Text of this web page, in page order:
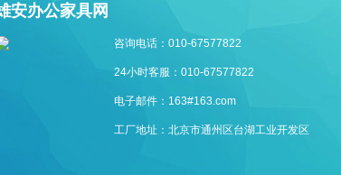
安办公家具网
咨询电话：010-67577822
24小时客服：010-67577822
电子邮件：163#163.com
工厂地址：北京市通州区台湖工业开发区